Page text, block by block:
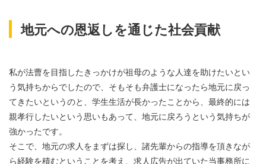
地元への恩返しを通じた社会貢献
私が法曹を目指したきっかけが祖母のような人達を助けたいとい
う気持ちからでしたので、そもそも弁護士になったら地元に戻っ
てきたいというのと、学生生活が長かったことから、最終的には
親孝行したいという思いもあって、地元に戻ろうという気持ちが
強かったです。
そこで、地元の求人をまずは探し、諸先輩からの指導を頂きなが
ら経験を積むということを考え、求人広告が出ていた当事務所に